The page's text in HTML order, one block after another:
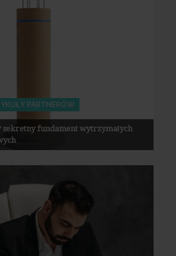
PARTNERÓW
sekretny fundament wytrzymałych